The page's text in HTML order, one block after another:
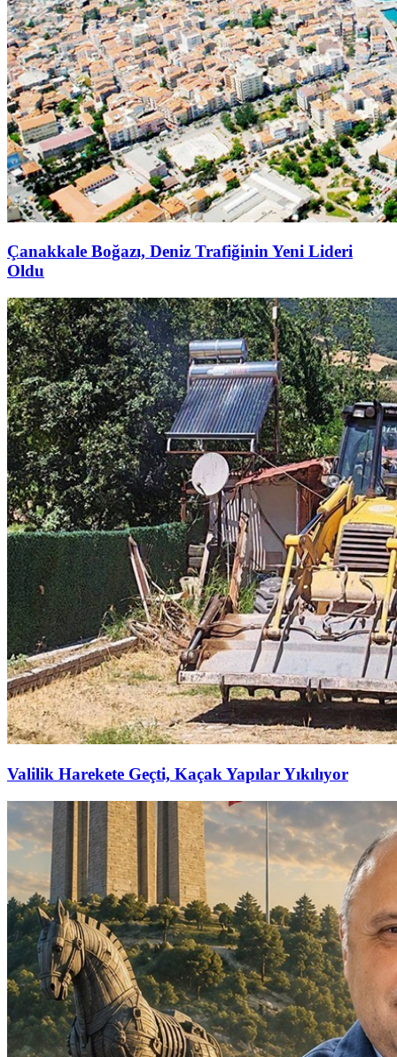
Çanakkale Boğazı, Deniz Trafiğinin Yeni Lideri
Oldu
Valilik Harekete Geçti, Kaçak Yapılar Yıkılıyor